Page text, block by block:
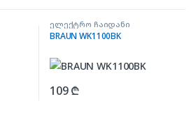
ელექტრო ჩაიდანი
BRAUN WK1100BK
109₾